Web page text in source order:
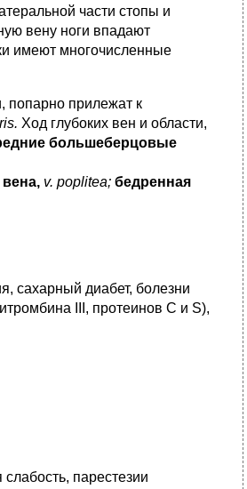
части стопы и
вену ноги впадают
имеют многочис­ленные
прилежат к
Ход глубоких вен и области,
большеберцовые
v. poplitea; бедренная
сахарный диабет, болезни
III, протеинов C и S),
парестезии